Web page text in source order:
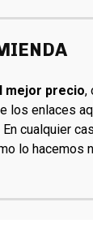
mejor precio,
enlaces
cualquier
lo hacemos